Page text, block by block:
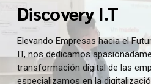
Discovery I.T
Elevando Empresas hacia el
IT, nos dedicamos
transformación digital de las
especializamos en la